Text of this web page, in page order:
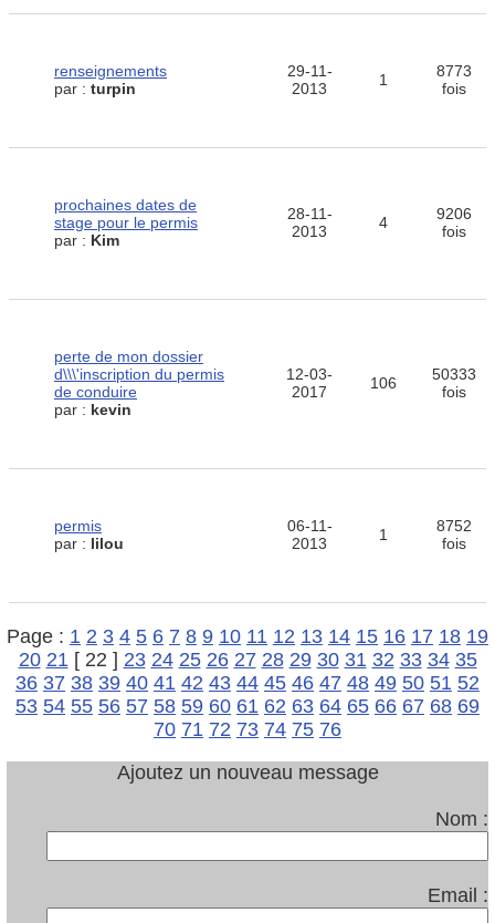
renseignements
par : turpin
29-11-
2013
1
8773
fois
prochaines dates de
stage pour le permis
par : Kim
28-11-
2013
4
9206
fois
perte de mon dossier
d\\\'inscription du permis
de conduire
par : kevin
12-03-
2017
106
50333
fois
permis
par : lilou
06-11-
2013
1
8752
fois
Page : 1 2 3 4 5 6 7 8 9 10 11 12 13 14 15 16 17 18 19
20 21[ 22 ] 23 24 25 26 27 28 29 30 31 32 33 34 35
36 37 38 39 40 41 42 43 44 45 46 47 48 49 50 51 52
53 54 55 56 57 58 59 60 61 62 63 64 65 66 67 68 69
70 71 72 73 74 75 76
Ajoutez un nouveau message
Nom :
Email :